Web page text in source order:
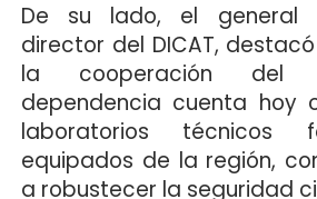
De su lado, el general
director del DICAT,
la cooperación del
dependencia cuenta hoy
laboratorios técnicos
equipados de la región,
a robustecer la seguridad